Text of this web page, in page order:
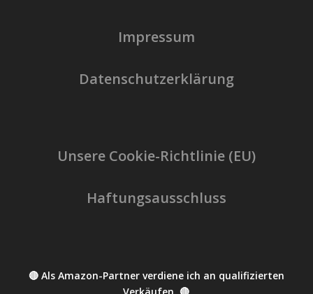
Impressum
Datenschutzerklärung
Unsere Cookie-Richtlinie (EU)
Haftungsausschluss
🔴 Als Amazon-Partner verdiene ich an qualifizierten